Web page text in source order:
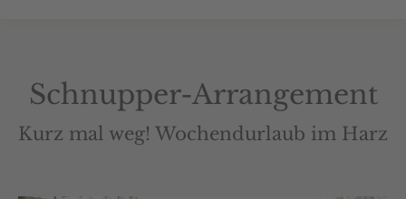
Schnupper-Arrangement
Kurz mal weg! Wochendurlaub im Harz